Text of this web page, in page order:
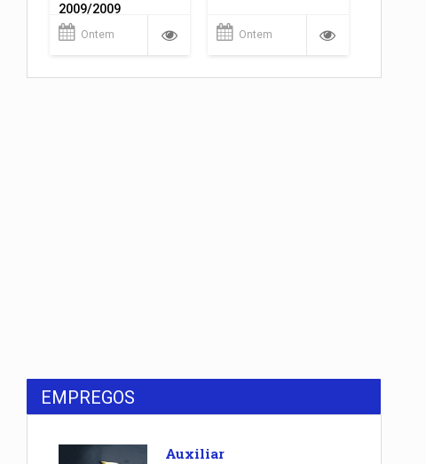
2009/2009
Ontem Ontem
EMPREGOS
Auxiliar